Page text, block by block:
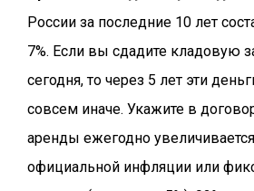
России за последние 10 лет
7%. Если вы сдадите кладовую
сегодня, то через 5 лет эти
совсем иначе. Укажите в
аренды ежегодно
официальной инфляции или